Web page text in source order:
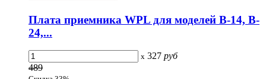
Плата приемника WPL для моделей B-14, B-
24,...
x 327 руб
489